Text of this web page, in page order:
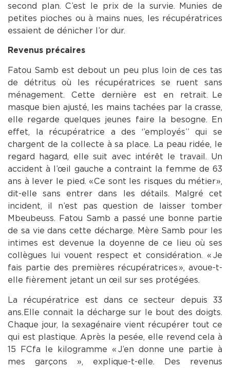
second plan. C’est le prix de la survie. Munies de
petites pioches ou à mains nues, les récupératrices
essaient de dénicher l’or dur.
Revenus précaires
Fatou Samb est debout un peu plus loin de ces tas
de détritus où les récupératrices se ruent sans
ménagement. Cette dernière est en retrait. Le
masque bien ajusté, les mains tachées par la crasse,
elle regarde quelques jeunes faire la besogne. En
effet, la récupératrice a des ‘’employés’’ qui se
chargent de la collecte à sa place. La peau ridée, le
regard hagard, elle suit avec intérêt le travail. Un
accident à l’œil gauche a contraint la femme de 63
ans à lever le pied. « Ce sont les risques du métier »,
dit-elle sans entrer dans les détails. Malgré cet
incident, il n’est pas question de laisser tomber
Mbeubeuss. Fatou Samb a passé une bonne partie
de sa vie dans cette décharge. Mère Samb pour les
intimes est devenue la doyenne de ce lieu où ses
collègues lui vouent respect et considération. « Je
fais partie des premières récupératrices », avoue-t-
elle fièrement jetant un œil sur ses protégées.
La récupératrice est dans ce secteur depuis 33
ans. Elle connait la décharge sur le bout des doigts.
Chaque jour, la sexagénaire vient récupérer tout ce
qui est plastique. Après la pesée, elle revend cela à
15 FCfa le kilogramme « J’en donne une partie à
mes garçons », explique-t-elle. Des revenus